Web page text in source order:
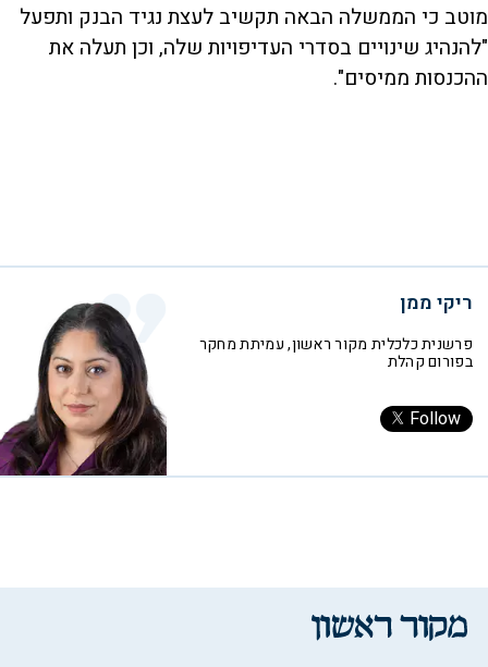
מוטב כי הממשלה הבאה תקשיב לעצת נגיד הבנק ותפעל
"להנהיג שינויים בסדרי העדיפויות שלה, וכן תעלה את
ההכנסות ממיסים".
ריקי ממן
פרשנית כלכלית מקור ראשון, עמיתת מחקר
בפורום קהלת
Follow